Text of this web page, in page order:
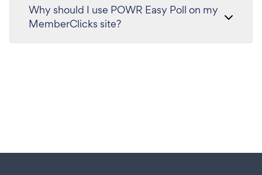
Why should I use POWR Easy Poll on my
MemberClicks site?